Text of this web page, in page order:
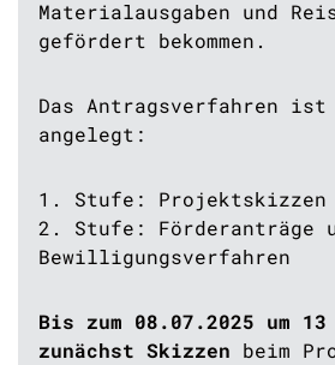
Materialausgaben und
gefördert bekommen.
Das Antragsverfahren
angelegt:
1. Stufe: Projektskizzen
2. Stufe: Förderanträge
Bewilligungsverfahren
Bis zum 08.07.2025 um
zunächst Skizzen beim